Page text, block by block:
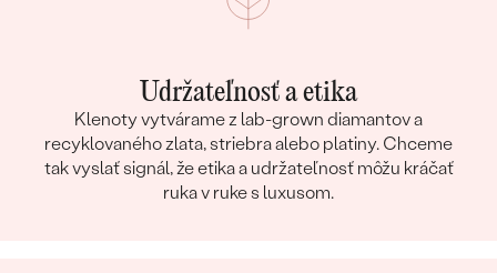
Udržateľnosť a etika
Klenoty vytvárame z lab-grown diamantov a
recyklovaného zlata, striebra alebo platiny. Chceme
tak vyslať signál, že etika a udržateľnosť môžu kráčať
ruka v ruke s luxusom.